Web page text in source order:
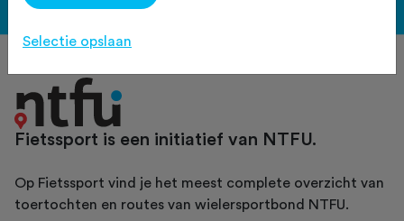
Fietssport is een initiatief van NTFU.
Op Fietssport vind je het meest complete overzicht van
toertochten en routes van wielersportbond NTFU.
Selectie opslaan